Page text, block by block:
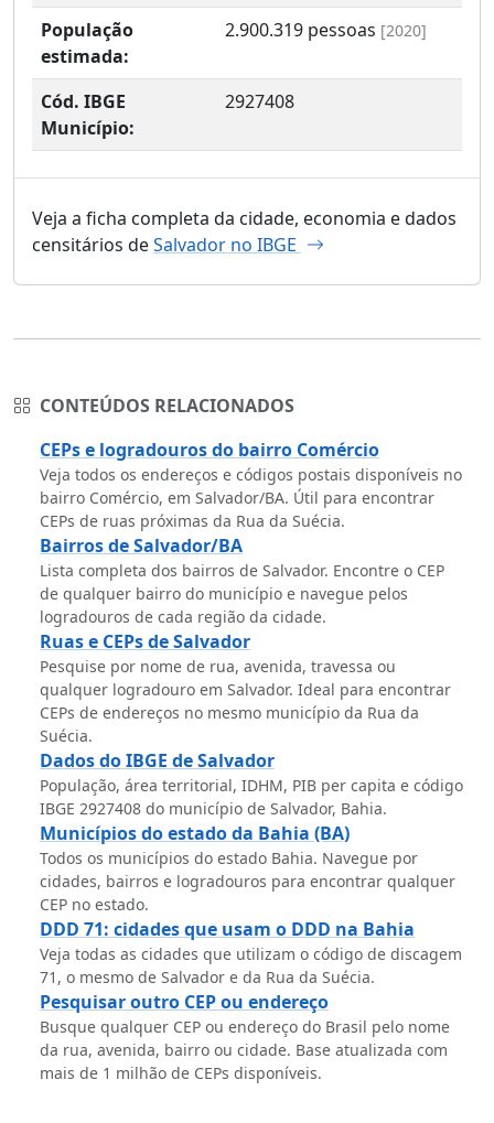
População
estimada:
2.900.319 pessoas [2020]
Cód. IBGE
Município:
2927408
Veja a ficha completa da cidade, economia e dados
censitários deSalvador no IBGE
CONTEÚDOS RELACIONADOS
CEPs e logradouros do bairro Comércio
Veja todos os endereços e códigos postais disponíveis no
bairro Comércio, em Salvador/BA. Útil para encontrar
CEPs de ruas próximas da Rua da Suécia.
Bairros de Salvador/BA
Lista completa dos bairros de Salvador. Encontre o CEP
de qualquer bairro do município e navegue pelos
logradouros de cada região da cidade.
Ruas e CEPs de Salvador
Pesquise por nome de rua, avenida, travessa ou
qualquer logradouro em Salvador. Ideal para encontrar
CEPs de endereços no mesmo município da Rua da
Suécia.
Dados do IBGE de Salvador
População, área territorial, IDHM, PIB per capita e código
IBGE 2927408 do município de Salvador, Bahia.
Municípios do estado da Bahia (BA)
Todos os municípios do estado Bahia. Navegue por
cidades, bairros e logradouros para encontrar qualquer
CEP no estado.
DDD 71: cidades que usam o DDD na Bahia
Veja todas as cidades que utilizam o código de discagem
71, o mesmo de Salvador e da Rua da Suécia.
Pesquisar outro CEP ou endereço
Busque qualquer CEP ou endereço do Brasil pelo nome
da rua, avenida, bairro ou cidade. Base atualizada com
mais de 1 milhão de CEPs disponíveis.